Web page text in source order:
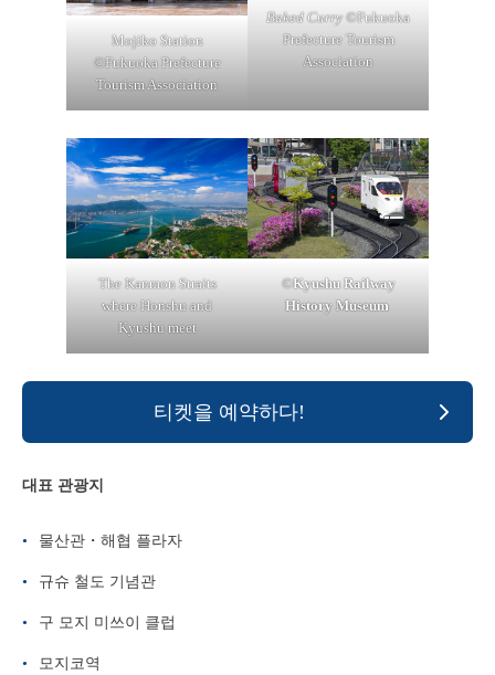
Mojiko Station
©Fukuoka Prefecture
Tourism Association
Baked Curry©Fukuoka
Prefecture Tourism
Association
The Kanmon Straits
where Honshu and
Kyushu meet
©Kyushu Railway
History Museum
티켓을 예약하다!
대표 관광지
물산관・해협 플라자
규슈 철도 기념관
구 모지 미쓰이 클럽
모지코역